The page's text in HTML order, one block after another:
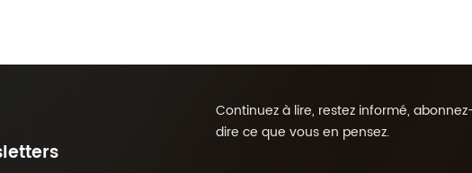
Continuez à lire, restez informé,
dire ce que vous en pensez.